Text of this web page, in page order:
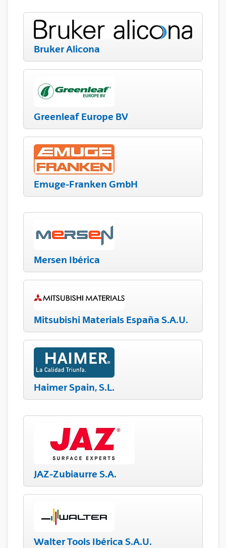
Bruker Alicona
Greenleaf Europe BV
Emuge-Franken GmbH
Mersen Ibérica
Mitsubishi Materials España S.A.U.
Haimer Spain, S.L.
JAZ-Zubiaurre S.A.
Walter Tools Ibérica S.A.U.